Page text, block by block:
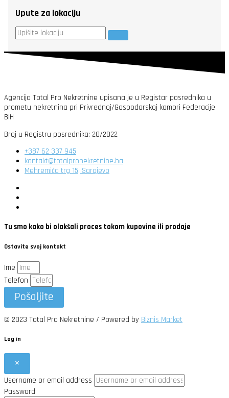
Upute za lokaciju
Agencija Total Pro Nekretnine upisana je u Registar posrednika u
prometu nekretnina pri Privrednoj/Gospodarskoj komori Federacije
BiH
Broj u Registru posrednika: 20/2022
+387 62 337 945
kontakt@totalpronekretnine.ba
Mehremića trg 15, Sarajevo
Tu smo kako bi olakšali proces tokom kupovine ili prodaje
Ostavite svoj kontakt
Ime
Telefon
Pošaljite
© 2023 Total Pro Nekretnine / Powered by Biznis Market
Log in
×
Username or email address
Password